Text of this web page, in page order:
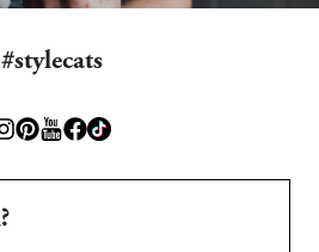
#stylecats